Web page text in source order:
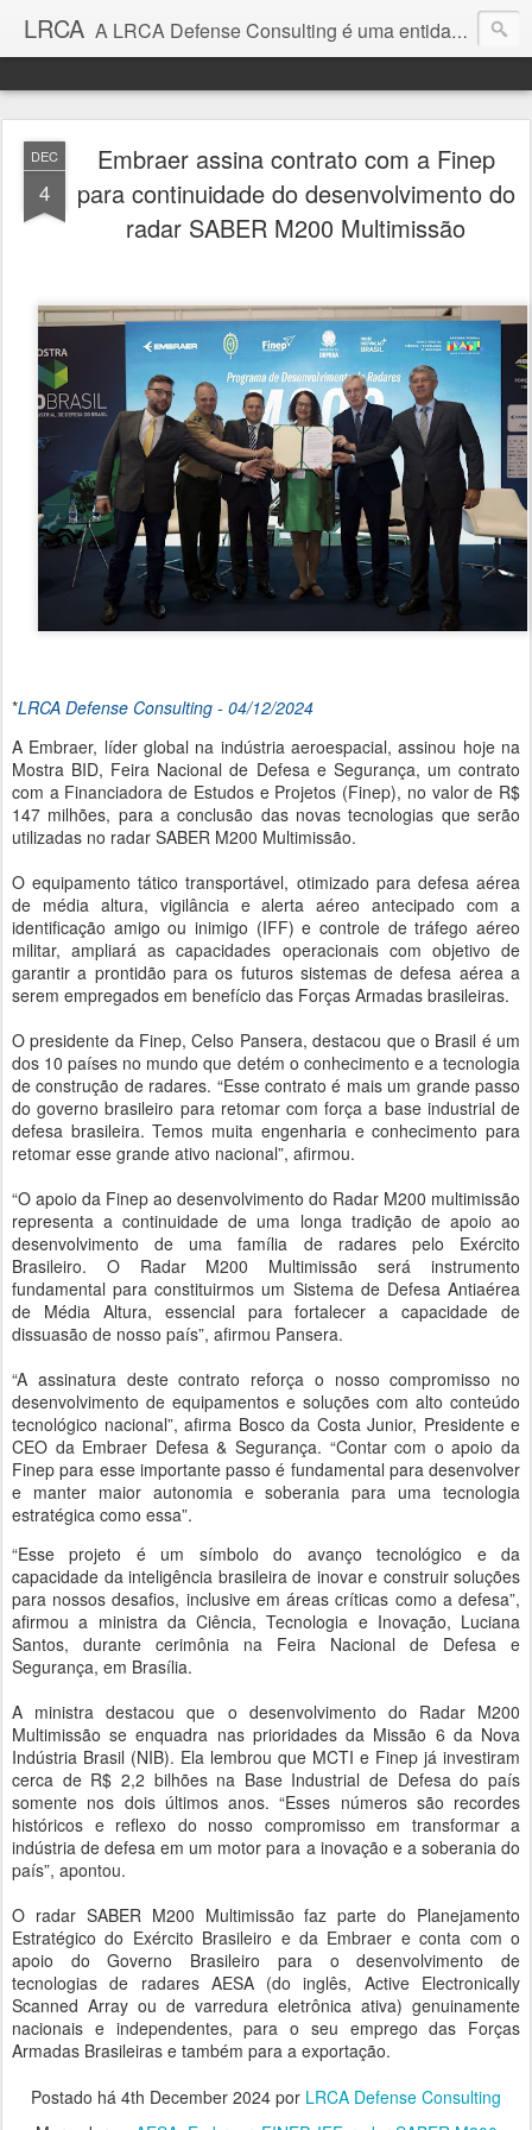
LRCA A LRCA Defense Consulting é uma entidade sem fins lucrativos que se dedica a produzir e divulgar notícias e análises sobre as Empresas de Defesa. Não somos jornalistas e nem este é um blog jornalístico.
DEC
4
Embraer assina contrato com a Finep
para continuidade do desenvolvimento do
radar SABER M200 Multimissão
*LRCA Defense Consulting - 04/12/2024
A Embraer, líder global na indústria aeroespacial, assinou hoje na
Mostra BID, Feira Nacional de Defesa e Segurança, um contrato
com a Financiadora de Estudos e Projetos (Finep), no valor de R$
147 milhões, para a conclusão das novas tecnologias que serão
utilizadas no radar SABER M200 Multimissão.
O equipamento tático transportável, otimizado para defesa aérea
de média altura, vigilância e alerta aéreo antecipado com a
identificação amigo ou inimigo (IFF) e controle de tráfego aéreo
militar, ampliará as capacidades operacionais com objetivo de
garantir a prontidão para os futuros sistemas de defesa aérea a
serem empregados em benefício das Forças Armadas brasileiras.
O presidente da Finep, Celso Pansera, destacou que o Brasil é um
dos 10 países no mundo que detém o conhecimento e a tecnologia
de construção de radares. “Esse contrato é mais um grande passo
do governo brasileiro para retomar com força a base industrial de
defesa brasileira. Temos muita engenharia e conhecimento para
retomar esse grande ativo nacional”, afirmou.
“O apoio da Finep ao desenvolvimento do Radar M200 multimissão
representa a continuidade de uma longa tradição de apoio ao
desenvolvimento de uma família de radares pelo Exército
Brasileiro. O Radar M200 Multimissão será instrumento
fundamental para constituirmos um Sistema de Defesa Antiaérea
de Média Altura, essencial para fortalecer a capacidade de
dissuasão de nosso país”, afirmou Pansera.
“A assinatura deste contrato reforça o nosso compromisso no
desenvolvimento de equipamentos e soluções com alto conteúdo
tecnológico nacional”, afirma Bosco da Costa Junior, Presidente e
CEO da Embraer Defesa & Segurança. “Contar com o apoio da
Finep para esse importante passo é fundamental para desenvolver
e manter maior autonomia e soberania para uma tecnologia
estratégica como essa”.
“Esse projeto é um símbolo do avanço tecnológico e da
capacidade da inteligência brasileira de inovar e construir soluções
para nossos desafios, inclusive em áreas críticas como a defesa”,
afirmou a ministra da Ciência, Tecnologia e Inovação, Luciana
Santos, durante cerimônia na Feira Nacional de Defesa e
Segurança, em Brasília.
A ministra destacou que o desenvolvimento do Radar M200
Multimissão se enquadra nas prioridades da Missão 6 da Nova
Indústria Brasil (NIB). Ela lembrou que MCTI e Finep já investiram
cerca de R$ 2,2 bilhões na Base Industrial de Defesa do país
somente nos dois últimos anos. “Esses números são recordes
históricos e reflexo do nosso compromisso em transformar a
indústria de defesa em um motor para a inovação e a soberania do
país”, apontou.
O radar SABER M200 Multimissão faz parte do Planejamento
Estratégico do Exército Brasileiro e da Embraer e conta com o
apoio do Governo Brasileiro para o desenvolvimento de
tecnologias de radares AESA (do inglês, Active Electronically
Scanned Array ou de varredura eletrônica ativa) genuinamente
nacionais e independentes, para o seu emprego das Forças
Armadas Brasileiras e também para a exportação.
Postado há 4th December 2024 por LRCA Defense Consulting